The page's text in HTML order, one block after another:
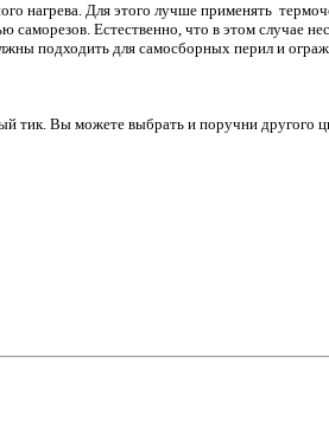
нагрева. Для этого лучше применять
саморезов. Естественно, что в этом случае
подходить для самосборных перил и
тик. Вы можете выбрать и поручни другого